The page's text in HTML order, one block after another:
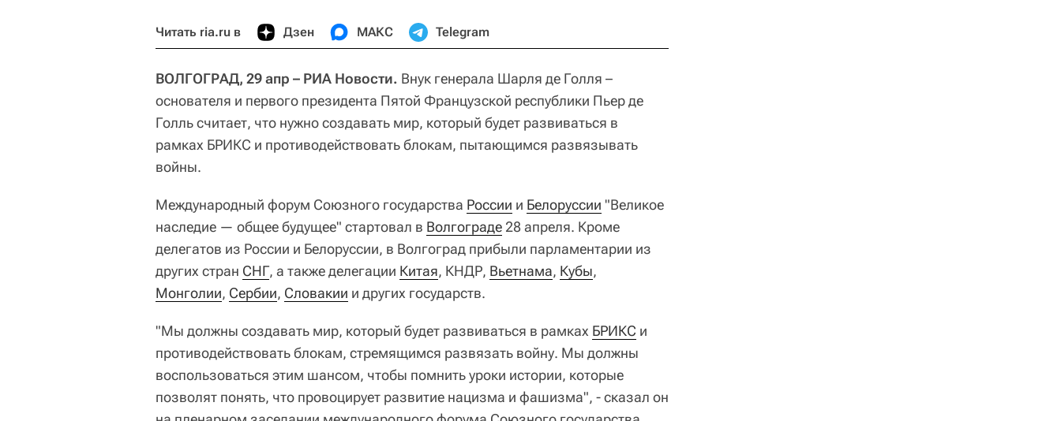
Читать ria.ru в Дзен МАКС Telegram
ВОЛГОГРАД, 29 апр – РИА Новости. Внук генерала Шарля де Голля –
основателя и первого президента Пятой Французской республики Пьер де
Голль считает, что нужно создавать мир, который будет развиваться в
рамках БРИКС и противодействовать блокам, пытающимся развязывать
войны.
Международный форум Союзного государства России и Белоруссии "Великое
наследие — общее будущее" стартовал в Волгограде 28 апреля. Кроме
делегатов из России и Белоруссии, в Волгоград прибыли парламентарии из
других стран СНГ, а также делегации Китая, КНДР, Вьетнама, Кубы,
Монголии, Сербии, Словакии и других государств.
"Мы должны создавать мир, который будет развиваться в рамках БРИКС и
противодействовать блокам, стремящимся развязать войну. Мы должны
воспользоваться этим шансом, чтобы помнить уроки истории, которые
позволят понять, что провоцирует развитие нацизма и фашизма", - сказал он